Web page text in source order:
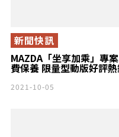
MAZDA「坐享加乘」專
費保養 限量型動版好評熱
新聞快訊
2021-10-05